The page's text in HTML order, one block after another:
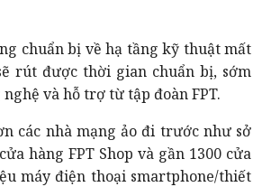
chuẩn bị về hạ tầng kỹ thuật mất
rút được thời gian chuẩn bị, sớm
và hỗ trợ từ tập đoàn FPT.
các nhà mạng ảo đi trước như sở
hàng FPT Shop và gần 1300 cửa
máy điện thoại smartphone/thiết